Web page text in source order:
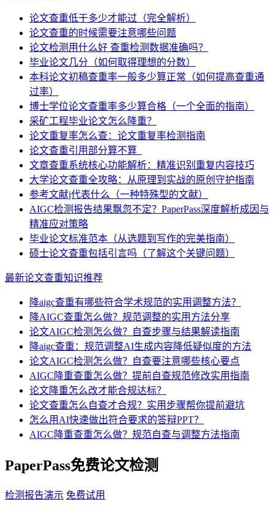
论文查重低于多少才能过（完全解析）
论文查重的时候需要注意哪些问题
论文检测用什么好 查重检测数据准确吗？
毕业论文几分（如何取得理想的分数）
本科论文初稿查重率一般多少算正常（如何提高查重通
过率）
博士学位论文查重率多少算合格（一个全面的指南）
采矿工程毕业论文怎么降重？
论文重复率怎么查：论文重复率检测指南
论文查重引用部分算不算
文章查重系统核心功能解析：精准识别重复内容技巧
大学论文查重全攻略：从原理到实战的原创守护指南
参考文献j代表什么（一种特殊型的文献）
AIGC检测报告结果飘忽不定？PaperPass深度解析成因与
精准应对策略
毕业论文标准范本（从选题到写作的完美指南）
硕士论文查重包括引言吗（了解这个关键问题）
最新论文查重知识推荐
降aigc查重有哪些符合学术规范的实用调整方法？
降AIGC查重怎么做？规范调整的实用方法分享
论文AIGC检测怎么做？自查步骤与结果解读指南
降aigc查重：规范调整AI生成内容降低疑似度的方法
论文AIGC检测怎么做？自查要注意哪些核心要点
AIGC降重查重怎么做？提前自查规范修改实用指南
论文降重怎么改才能合规达标？
论文查重怎么自查才合规？实用步骤帮你提前避坑
怎么用AI快速做出符合要求的答辩PPT？
AIGC降重查重怎么做？规范自查与调整方法指南
PaperPass免费论文检测
检测报告演示 免费试用